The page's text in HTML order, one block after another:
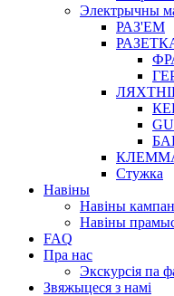
Электрычны
РАЗ'ЕМ
Стужка
Навіны
Навіны
Навіны
FAQ
Пра нас
Экскурсія па
Звяжыцеся з намі